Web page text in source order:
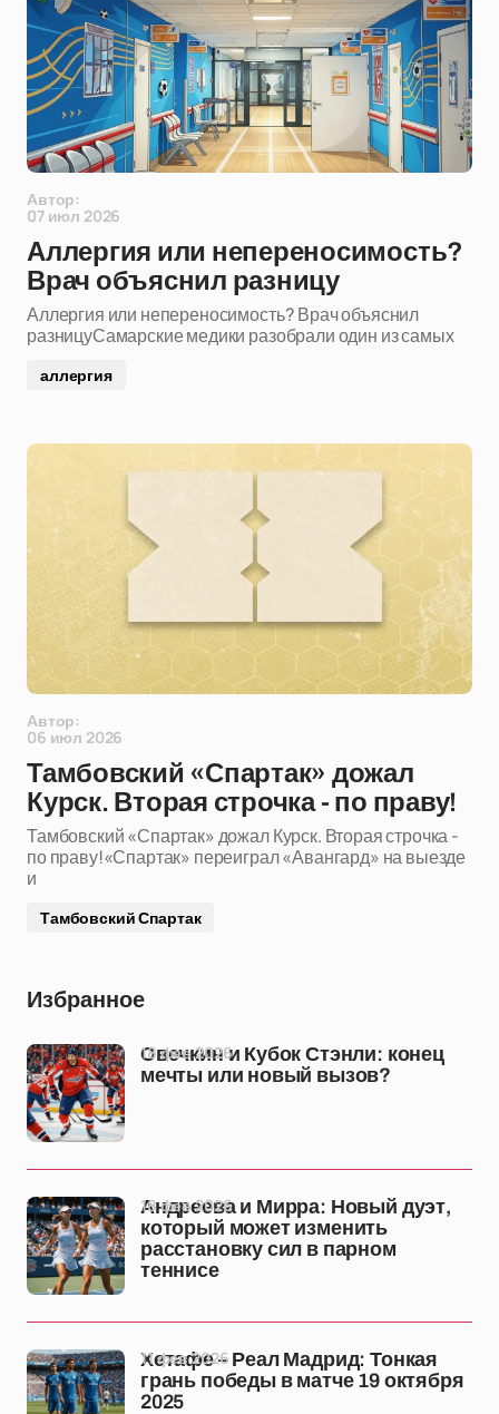
Автор:
07 июл 2026
Аллергия или непереносимость?
Врач объяснил разницу
Аллергия или непереносимость? Врач объяснил
разницуСамарские медики разобрали один из самых
аллергия
Автор:
06 июл 2026
Тамбовский «Спартак» дожал
Курск. Вторая строчка - по праву!
Тамбовский «Спартак» дожал Курск. Вторая строчка -
по праву!«Спартак» переиграл «Авангард» на выезде
и
Тамбовский Спартак
Избранное
Овечкин и Кубок Стэнли: конец
мечты или новый вызов?
18 фев 2026
Андреева и Мирра: Новый дуэт,
который может изменить
расстановку сил в парном
теннисе
18 фев 2026
Хетафе – Реал Мадрид: Тонкая
грань победы в матче 19 октября
2025
11 фев 2026